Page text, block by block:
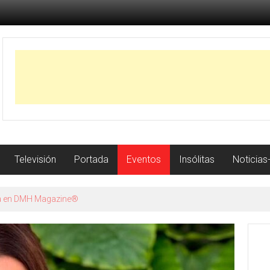
Televisión Portada Eventos Insólitas
con récord de jonrones a los 23 años